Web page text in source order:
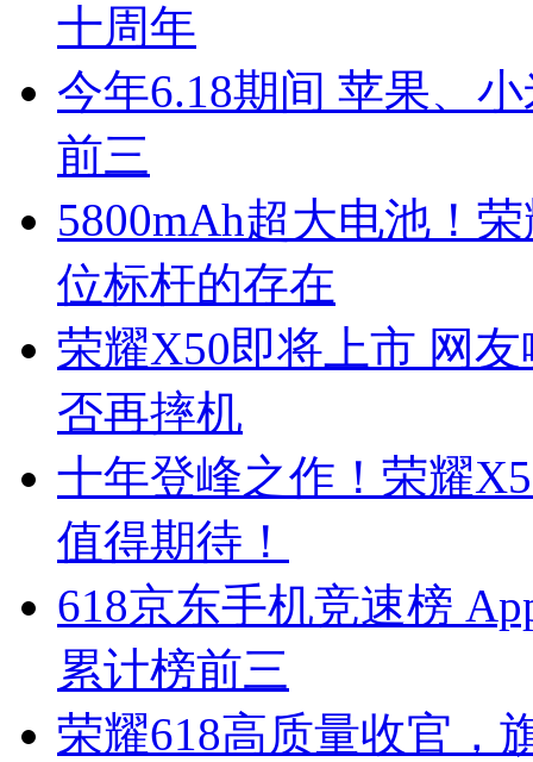
十周年
今年6.18期间 苹果、
前三
5800mAh超大电池！
位标杆的存在
荣耀X50即将上市 网
否再摔机
十年登峰之作！荣耀
值得期待！
618京东手机竞速榜
累计榜前三
荣耀618高质量收官，